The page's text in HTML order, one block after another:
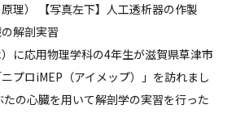
理） 【写真左下】人工透析器の作製
解剖実習
に応用物理学科の4年生が滋賀県草津市
プロiMEP（アイメップ）」を訪れまし
の心臓を用いて解剖学の実習を行った